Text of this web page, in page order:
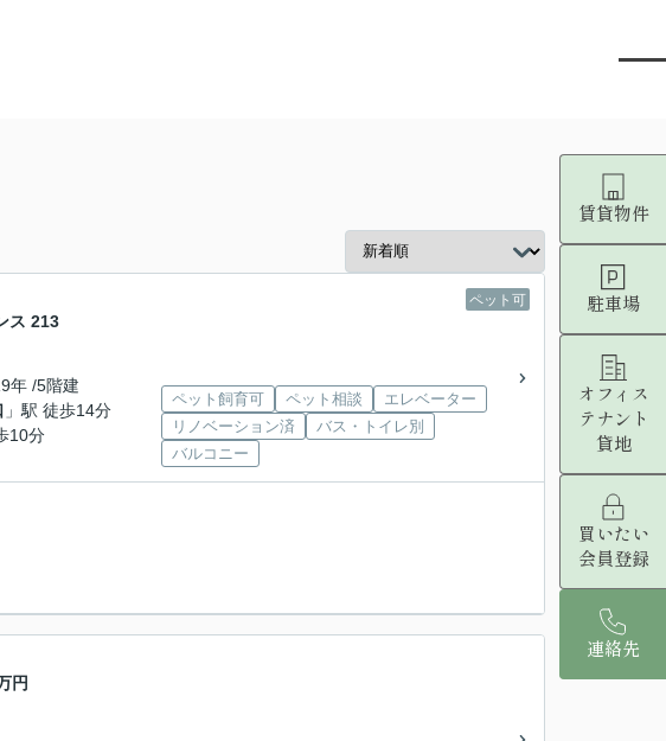
賃貸物件
駐車場
オフィス
テナント
貸地
買いたい
会員登録
連絡先
ペット可
ス 213
年 /5階建
」駅 徒歩14分
10分
ペット飼育可 ペット相談
エレベーター
リノベーション済
バス・トイレ別
バルコニー
円